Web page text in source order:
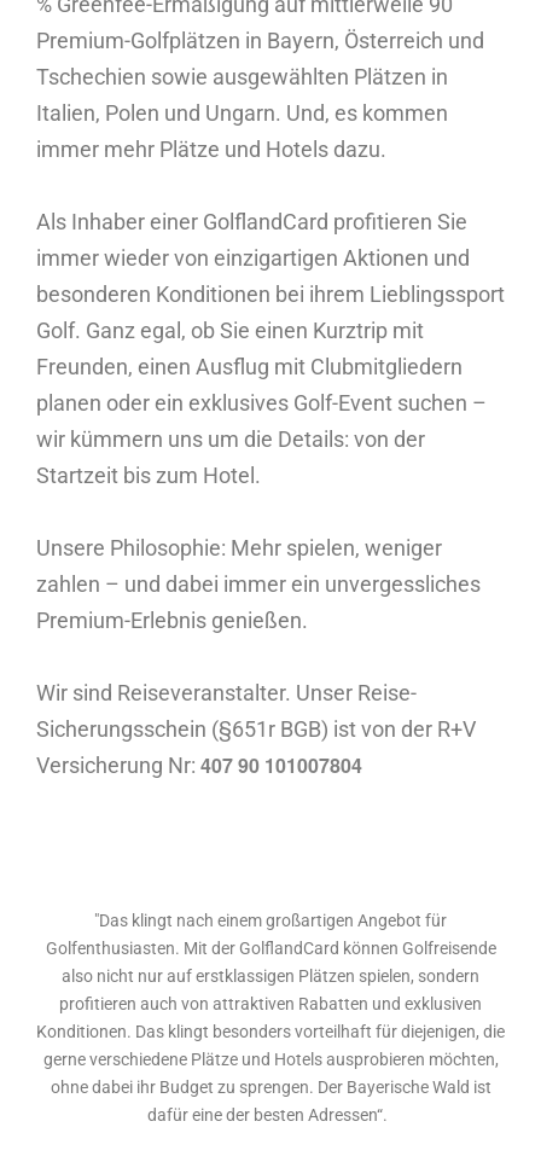
Premium-Golfplätzen in Bayern, Österreich und
Tschechien sowie ausgewählten Plätzen in
Italien, Polen und Ungarn. Und, es kommen
immer mehr Plätze und Hotels dazu.
Als Inhaber einer GolflandCard profitieren Sie
immer wieder von einzigartigen Aktionen und
besonderen Konditionen bei ihrem Lieblingssport
Golf. Ganz egal, ob Sie einen Kurztrip mit
Freunden, einen Ausflug mit Clubmitgliedern
planen oder ein exklusives Golf-Event suchen –
wir kümmern uns um die Details: von der
Startzeit bis zum Hotel.
Unsere Philosophie: Mehr spielen, weniger
zahlen – und dabei immer ein unvergessliches
Premium-Erlebnis genießen.
Wir sind Reiseveranstalter. Unser Reise-
Sicherungsschein (§651r BGB) ist von der R+V
Versicherung Nr: 407 90 101007804
"Das klingt nach einem großartigen Angebot für
Golfenthusiasten. Mit der GolflandCard können Golfreisende
also nicht nur auf erstklassigen Plätzen spielen, sondern
profitieren auch von attraktiven Rabatten und exklusiven
Konditionen. Das klingt besonders vorteilhaft für diejenigen, die
gerne verschiedene Plätze und Hotels ausprobieren möchten,
ohne dabei ihr Budget zu sprengen. Der Bayerische Wald ist
dafür eine der besten Adressen“.